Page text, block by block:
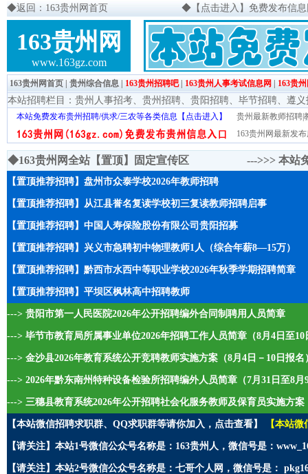
◆返回：163贵州网首页 ◆ 【点击进入】免费发布信
163贵州网
www.163gz.com
163贵州网首页 贵州综合信息 163贵州招聘吧| 163贵州人事考试信息网 163贵
本站招聘栏目： 贵州人事招考、 贵州招聘、 贵阳招聘、 毕节招聘、 遵义
本站免费发布贵州招聘/供求/三农等各类信息【点击进入】
贵州最新教师招聘|
163贵州网最新发
◆163贵州网全站【置顶】固定宣传区 --->>> 本站
【置顶推荐招聘】盘州市众泰学校2026年教师招聘
【置顶推荐招聘】从江县誉名复读学校初三复读教师招聘启事
【置顶推荐招聘】中国人寿保险股份有限公司贵阳招募
【置顶推荐招聘】兴义市急聘初中物理教师1人（综合年薪8—15万）
【置顶推荐招聘】黔西市水西中等职业学校2026年秋季学期招聘简章
【置顶推荐招聘】平坝区枫林高中招聘教师
---> 贵阳市第一人民医院2026年公开招聘编外合同制聘用人员简章
---> 毕节市教育局所属事业单位2026年招聘工作人员简章（8月4日至10
---> 金沙县2026年教育系统公开竞聘教师实施方案（8月4日－10日报名
---> 2026年黔东南州特种设备检验所招聘编外人员简章（7月31日至8月
---> 三穗县教育系统2026年公开招聘社会化服务教师及保育员实施方
【本站微信招聘求职群、QQ求职群等请你加入，点击查看】 【本站
【请关注】本站1号微信公众号名称是：163贵州人，微信号是：
【请关注】本站2号微信公众号名称是：七哥个人网，微信号是：